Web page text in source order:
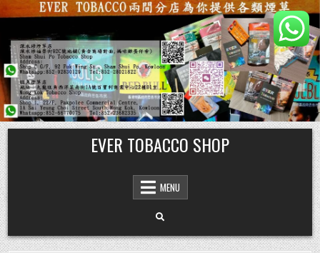
Skip
to
content
EVER TOBACCO SHOP
MENU